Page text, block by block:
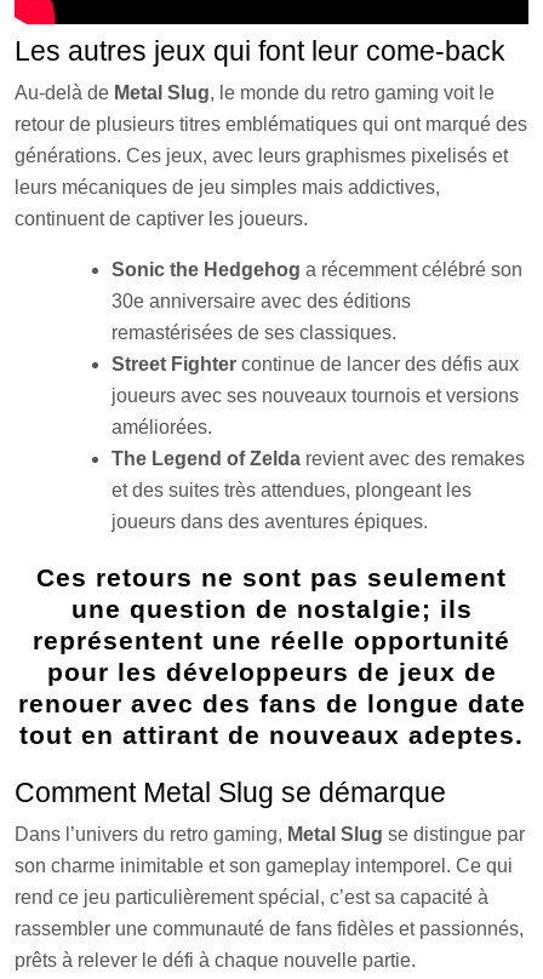
Les autres jeux qui font leur come-back
Au-delà de Metal Slug, le monde du retro gaming voit le
retour de plusieurs titres emblématiques qui ont marqué des
générations. Ces jeux, avec leurs graphismes pixelisés et
leurs mécaniques de jeu simples mais addictives,
continuent de captiver les joueurs.
Sonic the Hedgehog a récemment célébré son
30e anniversaire avec des éditions
remastérisées de ses classiques.
Street Fighter continue de lancer des défis aux
joueurs avec ses nouveaux tournois et versions
améliorées.
The Legend of Zelda revient avec des remakes
et des suites très attendues, plongeant les
joueurs dans des aventures épiques.
Ces retours ne sont pas seulement
une question de nostalgie; ils
représentent une réelle opportunité
pour les développeurs de jeux de
renouer avec des fans de longue date
tout en attirant de nouveaux adeptes.
Comment Metal Slug se démarque
Dans l’univers du retro gaming, Metal Slug se distingue par
son charme inimitable et son gameplay intemporel. Ce qui
rend ce jeu particulièrement spécial, c’est sa capacité à
rassembler une communauté de fans fidèles et passionnés,
prêts à relever le défi à chaque nouvelle partie.